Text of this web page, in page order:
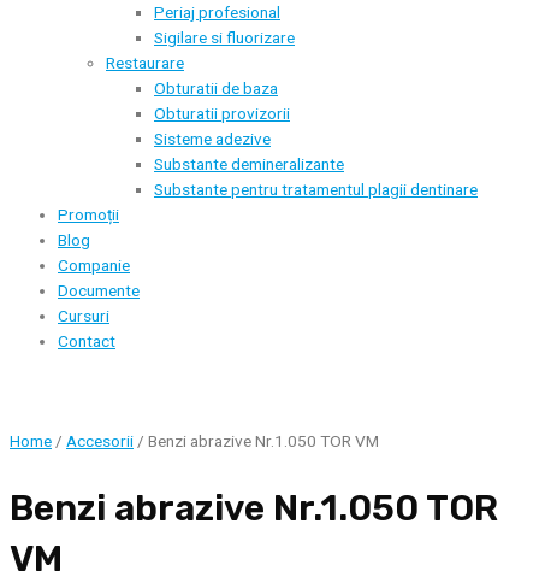
Periaj profesional
Sigilare si fluorizare
Restaurare
Obturatii de baza
Obturatii provizorii
Sisteme adezive
Substante demineralizante
Substante pentru tratamentul plagii dentinare
Promoții
Blog
Companie
Documente
Cursuri
Contact
Home / Accesorii / Benzi abrazive Nr.1.050 TOR VM
Benzi abrazive Nr.1.050 TOR
VM